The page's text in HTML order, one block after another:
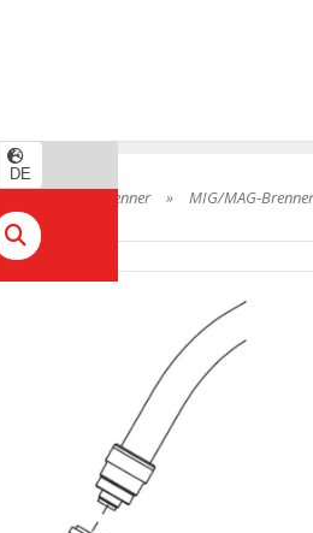
DE
Schweißbrenner » MIG/MAG-